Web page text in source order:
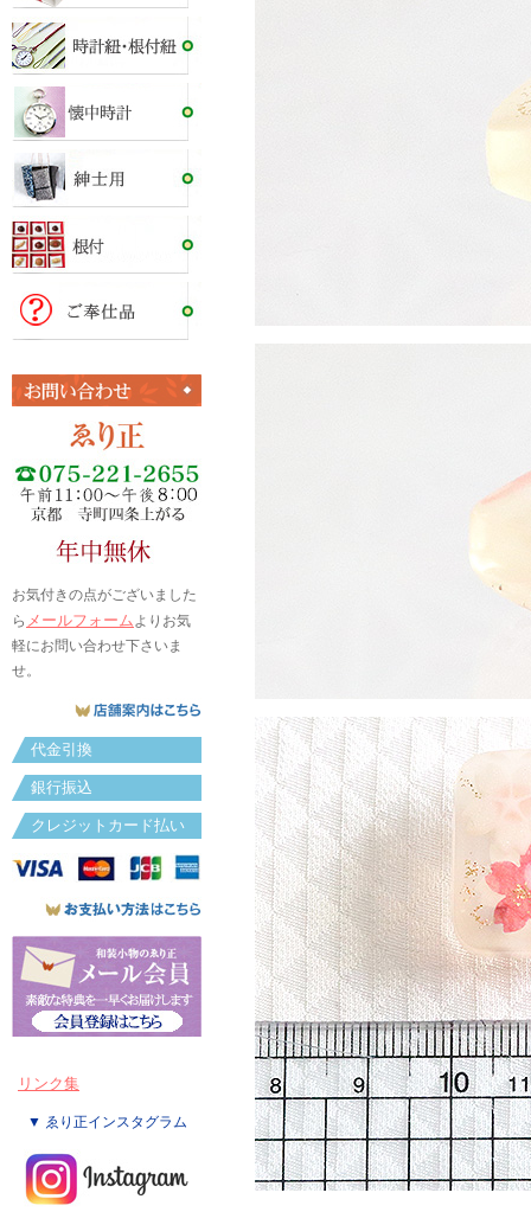
お気付きの点がございました
ら メールフォームよりお気
軽にお問い合わせ下さいま
せ。
代金引換
銀行振込
クレジットカード払い
リンク集
▼ ゑり正インスタグラム